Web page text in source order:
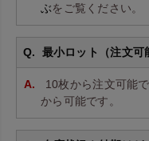
ぶをご覧ください。
最小ロット（注文可
10枚から注文可能
から可能です。